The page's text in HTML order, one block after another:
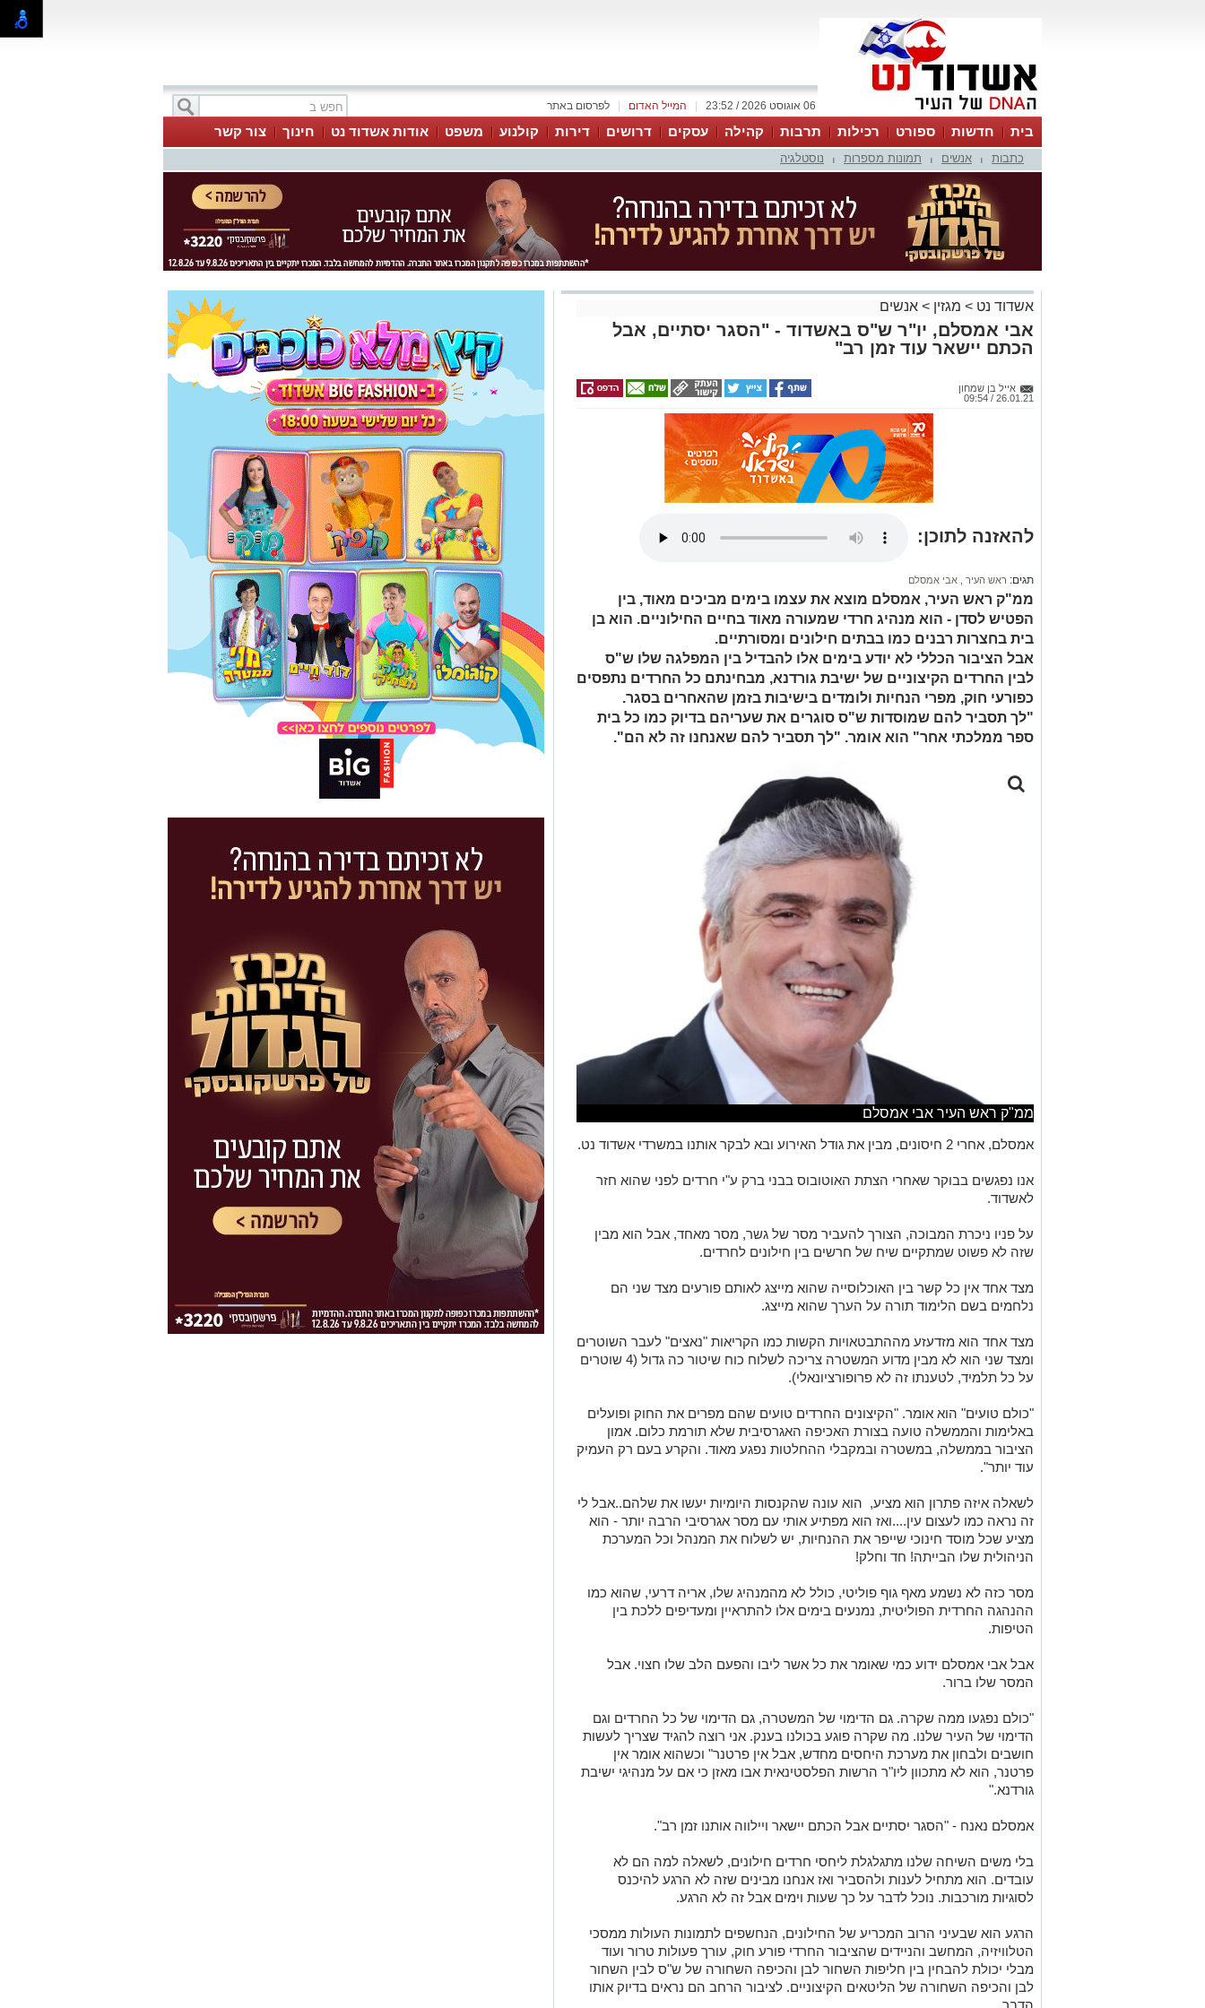
לפרסום באתר המייל האדום 06 אוגוסט 2026 / 23:52
בית חדשות ספורט רכילות תרבות קהילה עסקים דרושים דירות קולנוע משפט אודות אשדוד נט חינוך צור קשר
כתבות אנשים תמונות מספרות נוסטלגיה
אשדוד נט > מגזין > אנשים
אבי אמסלם, יו"ר ש"ס באשדוד - "הסגר יסתיים, אבל
הכתם יישאר עוד זמן רב"
אייל בן שמחון
26.01.21 / 09:54
להאזנה לתוכן:
תגים: ראש העיר אבי אמסלם
ממ"ק ראש העיר, אמסלם מוצא את עצמו בימים מביכים מאוד, בין
הפטיש לסדן - הוא מנהיג חרדי שמעורה מאוד בחיים החילוניים. הוא בן
בית בחצרות רבנים כמו בבתים חילונים ומסורתיים.
אבל הציבור הכללי לא יודע בימים אלו להבדיל בין המפלגה שלו ש"ס
לבין החרדים הקיצוניים של ישיבת גורדנא, מבחינתם כל החרדים נתפסים
כפורעי חוק, מפרי הנחיות ולומדים בישיבות בזמן שהאחרים בסגר.
"לך תסביר להם שמוסדות ש"ס סוגרים את שעריהם בדיוק כמו כל בית
ספר ממלכתי אחר" הוא אומר. "לך תסביר להם שאנחנו זה לא הם".
ממ"ק ראש העיר אבי אמסלם
אמסלם, אחרי 2 חיסונים, מבין את גודל האירוע ובא לבקר אותנו במשרדי אשדוד נט.
אנו נפגשים בבוקר שאחרי הצתת האוטובוס בבני ברק ע"י חרדים לפני שהוא חזר
לאשדוד.
על פניו ניכרת המבוכה, הצורך להעביר מסר של גשר, מסר מאחד, אבל הוא מבין
שזה לא פשוט שמתקיים שיח של חרשים בין חילונים לחרדים.
מצד אחד אין כל קשר בין האוכלוסייה שהוא מייצג לאותם פורעים מצד שני הם
נלחמים בשם הלימוד תורה על הערך שהוא מייצג.
מצד אחד הוא מזדעזע מההתבטאויות הקשות כמו הקריאות "נאצים" לעבר השוטרים
ומצד שני הוא לא מבין מדוע המשטרה צריכה לשלוח כוח שיטור כה גדול (4 שוטרים
על כל תלמיד, לטענתו זה לא פרופורציונאלי).
"כולם טועים" הוא אומר. "הקיצונים החרדים טועים שהם מפרים את החוק ופועלים
באלימות והממשלה טועה בצורת האכיפה האגרסיבית שלא תורמת כלום. אמון
הציבור בממשלה, במשטרה ובמקבלי ההחלטות נפגע מאוד. והקרע בעם רק העמיק
עוד יותר".
לשאלה איזה פתרון הוא מציע, הוא עונה שהקנסות היומיות יעשו את שלהם..אבל לי
זה נראה כמו לעצום עין....ואז הוא מפתיע אותי עם מסר אגרסיבי הרבה יותר - הוא
מציע שכל מוסד חינוכי שייפר את ההנחיות, יש לשלוח את המנהל וכל המערכת
הניהולית שלו הבייתה! חד וחלק!
מסר כזה לא נשמע מאף גוף פוליטי, כולל לא מהמנהיג שלו, אריה דרעי, שהוא כמו
ההנהגה החרדית הפוליטית, נמנעים בימים אלו להתראיין ומעדיפים ללכת בין
הטיפות.
אבל אבי אמסלם ידוע כמי שאומר את כל אשר ליבו והפעם הלב שלו חצוי. אבל
המסר שלו ברור.
"כולם נפגעו ממה שקרה. גם הדימוי של המשטרה, גם הדימוי של כל החרדים וגם
הדימוי של העיר שלנו. מה שקרה פוגע בכולנו בענק. אני רוצה להגיד שצריך לעשות
חושבים ולבחון את מערכת היחסים מחדש, אבל אין פרטנר" וכשהוא אומר אין
פרטנר, הוא לא מתכוון ליו"ר הרשות הפלסטינאית אבו מאזן כי אם על מנהיגי ישיבת
גורדנא."
אמסלם נאנח - "הסגר יסתיים אבל הכתם יישאר ויילווה אותנו זמן רב".
בלי משים השיחה שלנו מתגלגלת ליחסי חרדים חילונים, לשאלה למה הם לא
עובדים. הוא מתחיל לענות ולהסביר ואז אנחנו מבינים שזה לא הרגע להיכנס
לסוגיות מורכבות. נוכל לדבר על כך שעות וימים אבל זה לא הרגע.
הרגע הוא שבעיני הרוב המכריע של החילונים, הנחשפים לתמונות העולות ממסכי
הטלוויזיה, המחשב והניידים שהציבור החרדי פורע חוק, עורך פעולות טרור ועוד
מבלי יכולת להבחין בין חליפות השחור לבן והכיפה השחורה של ש"ס לבין השחור
לבן והכיפה השחורה של הליטאים הקיצוניים. לציבור הרחב הם נראים בדיוק אותו
הדבר.